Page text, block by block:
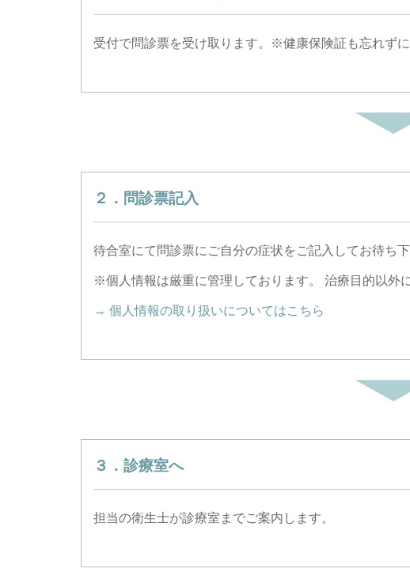
受付で問診票を受け取ります。※健康保険証も忘れずに
２．問診票記入
待合室にて問診票にご自分の症状をご記入してお待ち下
※個人情報は厳重に管理しております。 治療目的以外
→ 個人情報の取り扱いについてはこちら
３．診療室へ
担当の衛生士が診療室までご案内します。